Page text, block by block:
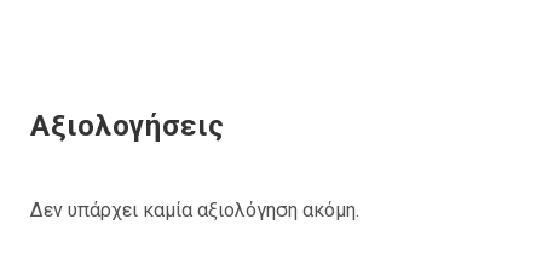
Αξιολογήσεις
Δεν υπάρχει καμία αξιολόγηση ακόμη.